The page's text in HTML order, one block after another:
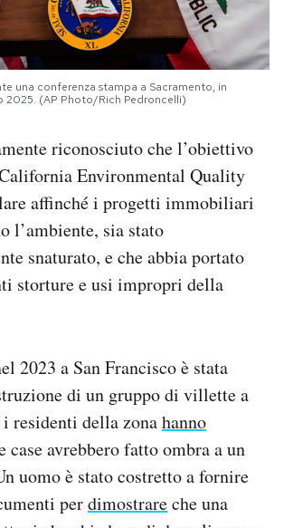
una conferenza stampa a Sacramento, in
2025. (AP Photo/Rich Pedroncelli)
riconosciuto che l’obiettivo
Environmental Quality
affinché i progetti immobiliari
l’ambiente, sia stato
snaturato, e che abbia portato
storture e usi impropri della
2023 a San Francisco è stata
di un gruppo di villette a
i residenti della zonahanno
case avrebbero fatto ombra a un
uomo è stato costretto a fornire
perdimostrareche una